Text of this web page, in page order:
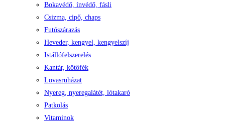
Bokavédő, ínvédő, fásli
Csizma, cipő, chaps
Futószárazás
Heveder, kengyel, kengyelszíj
Istállófelszerelés
Kantár, kötőfék
Lovasruházat
Nyereg, nyeregalátét, lótakaró
Patkolás
Vitaminok